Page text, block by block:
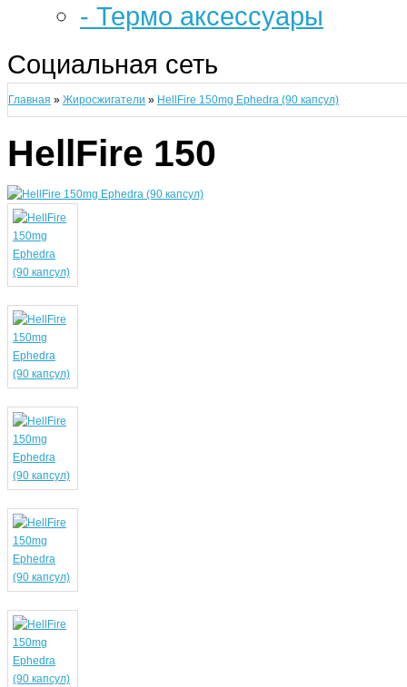
- Термо аксессуары
Социальная сеть
Главная » Жиросжигатели » HellFire 150mg Ephedra (90 капсул)
HellFire 150